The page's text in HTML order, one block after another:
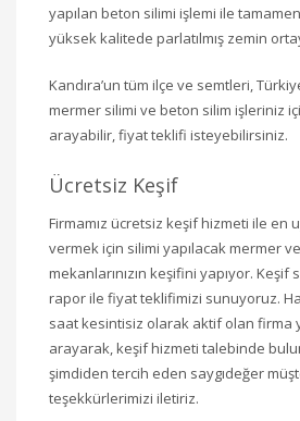
yapılan beton silimi işlemi ile
yüksek kalitede parlatılmış zemin
Kandıra’un tüm ilçe ve semtleri,
mermer silimi ve beton silim işleriniz
arayabilir, fiyat teklifi isteyebilirsiniz.
Ücretsiz Keşif
Firmamız ücretsiz keşif hizmeti ile en
vermek için silimi yapılacak mermer
mekanlarınızın keşifini yapıyor. Keşif
rapor ile fiyat teklifimizi sunuyoruz.
saat kesintisiz olarak aktif olan firma
arayarak, keşif hizmeti talebinde
şimdiden tercih eden saygıdeğer
teşekkürlerimizi iletiriz.